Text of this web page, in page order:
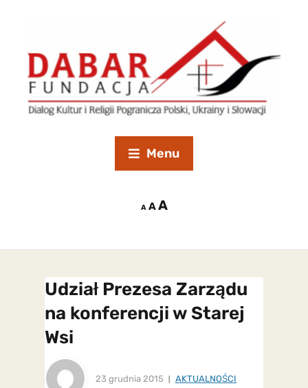
Menu
A AA
Udział Prezesa Zarządu
na konferencji w Starej
Wsi
23 grudnia 2015 AKTUALNOŚCI